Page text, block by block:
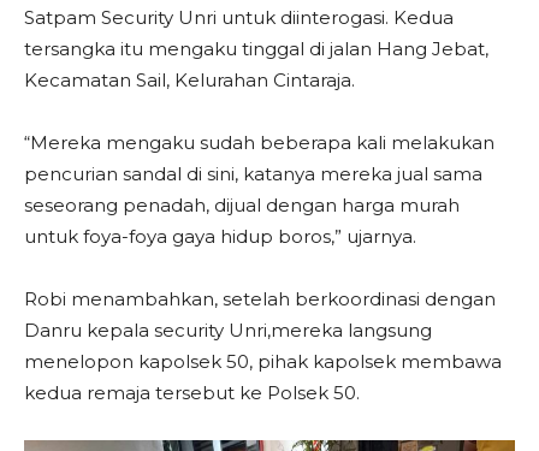
Satpam Security Unri untuk diinterogasi. Kedua
tersangka itu mengaku tinggal di jalan Hang Jebat,
Kecamatan Sail, Kelurahan Cintaraja.
“Mereka mengaku sudah beberapa kali melakukan
pencurian sandal di sini, katanya mereka jual sama
seseorang penadah, dijual dengan harga murah
untuk foya-foya gaya hidup boros,” ujarnya.
Robi menambahkan, setelah berkoordinasi dengan
Danru kepala security Unri,mereka langsung
menelopon kapolsek 50, pihak kapolsek membawa
kedua remaja tersebut ke Polsek 50.